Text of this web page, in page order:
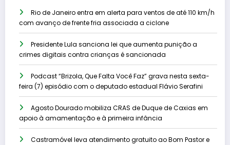
Rio de Janeiro entra em alerta para ventos de até 110 km/h
com avanço de frente fria associada a ciclone
Presidente Lula sanciona lei que aumenta punição a
crimes digitais contra crianças é sancionada
Podcast “Brizola, Que Falta Você Faz” grava nesta sexta-
feira (7) episódio com o deputado estadual Flávio Serafini
Agosto Dourado mobiliza CRAS de Duque de Caxias em
apoio à amamentação e à primeira infância
Castramóvel leva atendimento gratuito ao Bom Pastor e